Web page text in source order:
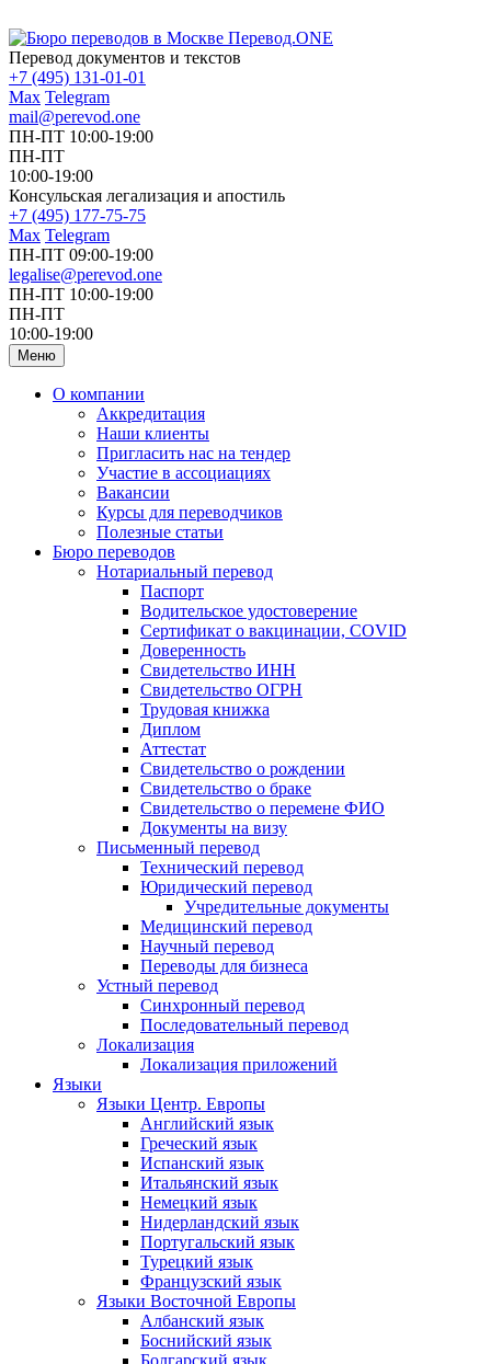
Перевод документов и текстов
+7 (495) 131-01-01
Max Telegram
mail@perevod.one
ПН-ПТ 10:00-19:00
ПН-ПТ
10:00-19:00
Консульская легализация и апостиль
+7 (495) 177-75-75
Max Telegram
ПН-ПТ 09:00-19:00
legalise@perevod.one
ПН-ПТ 10:00-19:00
ПН-ПТ
10:00-19:00
Меню
О компании
Аккредитация
Наши клиенты
Пригласить нас на тендер
Участие в ассоциациях
Вакансии
Курсы для переводчиков
Полезные статьи
Бюро переводов
Нотариальный перевод
Паспорт
Водительское удостоверение
Сертификат о вакцинации, COVID
Доверенность
Свидетельство ИНН
Свидетельство ОГРН
Трудовая книжка
Диплом
Аттестат
Свидетельство о рождении
Свидетельство о браке
Свидетельство о перемене ФИО
Документы на визу
Письменный перевод
Технический перевод
Юридический перевод
Учредительные документы
Медицинский перевод
Научный перевод
Переводы для бизнеса
Устный перевод
Синхронный перевод
Последовательный перевод
Локализация
Локализация приложений
Языки
Языки Центр. Европы
Английский язык
Греческий язык
Испанский язык
Итальянский язык
Немецкий язык
Нидерландский язык
Португальский язык
Турецкий язык
Французский язык
Языки Восточной Европы
Албанский язык
Боснийский язык
Болгарский язык